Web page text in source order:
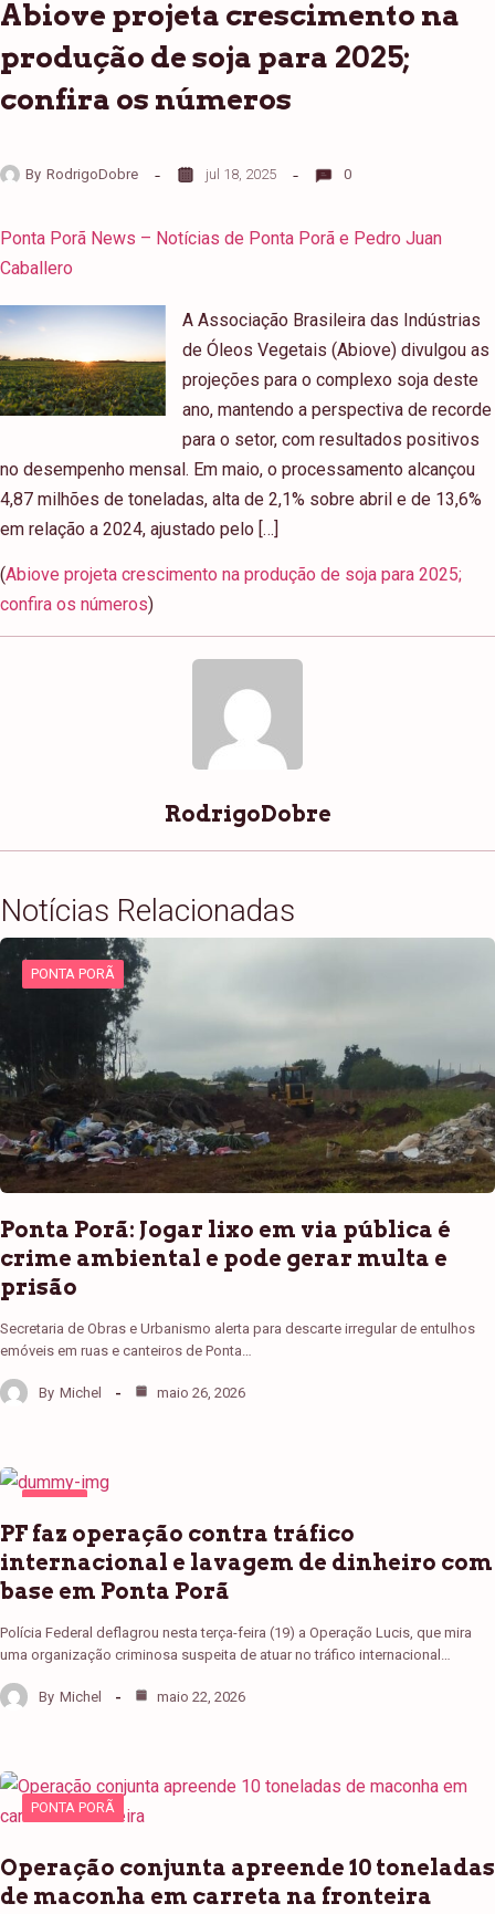
Abiove projeta crescimento na
produção de soja para 2025;
confira os números
By RodrigoDobre jul 18, 2025 0
Ponta Porã News – Notícias de Ponta Porã e Pedro Juan
Caballero
A Associação Brasileira das Indústrias
de Óleos Vegetais (Abiove) divulgou as
projeções para o complexo soja deste
ano, mantendo a perspectiva de recorde
para o setor, com resultados positivos
no desempenho mensal. Em maio, o processamento alcançou
4,87 milhões de toneladas, alta de 2,1% sobre abril e de 13,6%
em relação a 2024, ajustado pelo […]
(Abiove projeta crescimento na produção de soja para 2025;
confira os números)
RodrigoDobre
Notícias Relacionadas
PONTA PORÃ
Ponta Porã: Jogar lixo em via pública é
crime ambiental e pode gerar multa e
prisão
Secretaria de Obras e Urbanismo alerta para descarte irregular de entulhos
emóveis em ruas e canteiros de Ponta…
By Michel maio 26, 2026
PORÃ
PF faz operação contra tráfico
internacional e lavagem de dinheiro com
base em Ponta Porã
Polícia Federal deflagrou nesta terça-feira (19) a Operação Lucis, que mira
uma organização criminosa suspeita de atuar no tráfico internacional…
By Michel maio 22, 2026
PONTA PORÃ
Operação conjunta apreende 10 toneladas
de maconha em carreta na fronteira